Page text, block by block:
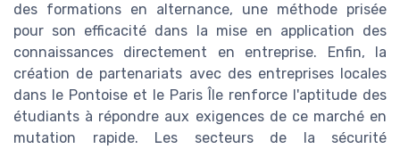
des formations en alternance, une méthode prisée
pour son efficacité dans la mise en application des
connaissances directement en entreprise. Enfin, la
création de partenariats avec des entreprises locales
dans le Pontoise et le Paris Île renforce l'aptitude des
étudiants à répondre aux exigences de ce marché en
mutation rapide. Les secteurs de la sécurité